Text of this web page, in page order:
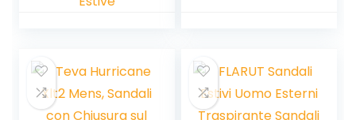
sul Tallone Sandali
Spiaggia da
Trekking Estive